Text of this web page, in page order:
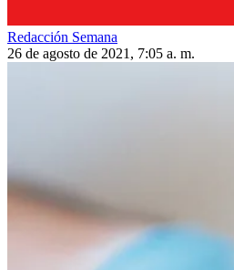
Redacción Semana
26 de agosto de 2021, 7:05 a. m.